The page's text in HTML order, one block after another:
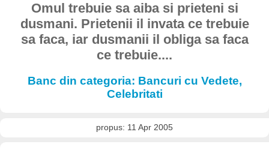
Omul trebuie sa aiba si prieteni si
dusmani. Prietenii il invata ce trebuie
sa faca, iar dusmanii il obliga sa faca
ce trebuie....
Banc din categoria: Bancuri cu Vedete,
Celebritati
propus: 11 Apr 2005